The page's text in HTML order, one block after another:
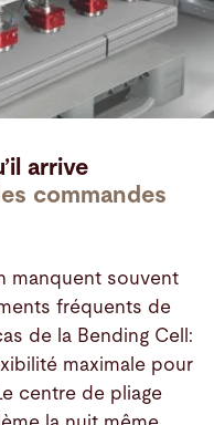
arrive
commandes
manquent souvent
fréquents de
de la Bending Cell:
maximale pour
centre de pliage